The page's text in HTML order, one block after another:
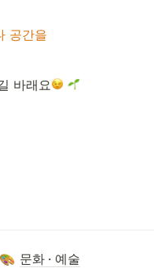
공간을
바래요
문화 · 예술